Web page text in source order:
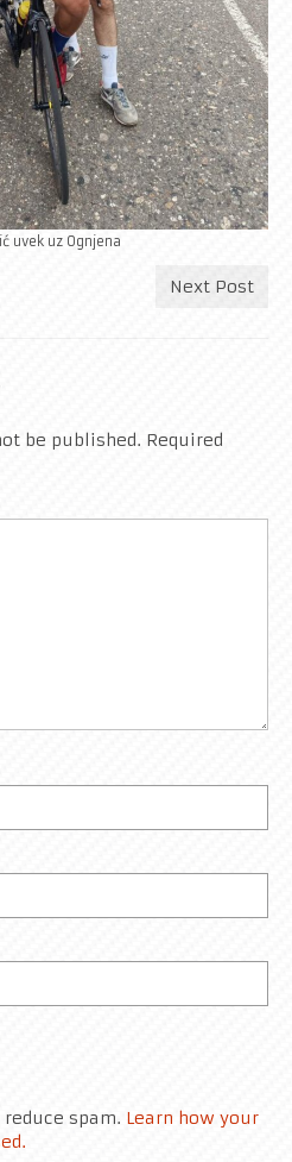
uvek uz Ognjena
Next Post
be published. Required
spam. Learn how your